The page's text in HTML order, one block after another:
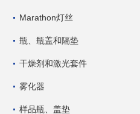
Marathon灯丝
瓶、瓶盖和隔垫
干燥剂和激光套件
雾化器
样品瓶、盖垫